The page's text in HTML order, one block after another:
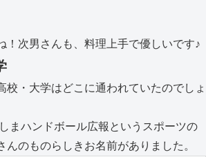
！次男さんも、料理上手で優しいです♪
校・大学はどこに通われていたのでしょ
まハンドボール広報というスポーツの
んのものらしきお名前がありました。